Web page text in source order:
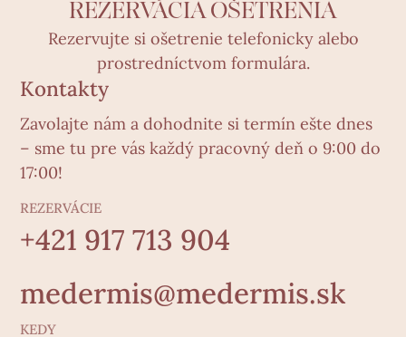
REZERVÁCIA OŠETRENIA
Rezervujte si ošetrenie telefonicky alebo
prostredníctvom formulára.
Kontakty
Zavolajte nám a dohodnite si termín ešte dnes
– sme tu pre vás každý pracovný deň o 9:00 do
17:00!
REZERVÁCIE
+421 917 713 904
medermis@medermis.sk
KEDY